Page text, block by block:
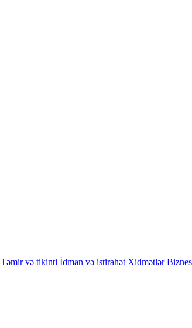
Təmir və tikinti İdman və istirahət Xidmətlər Biznes